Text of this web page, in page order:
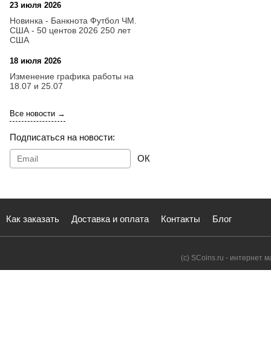
23 июля 2026
Новинка - Банкнота Футбол ЧМ.
США - 50 центов 2026 250 лет
США
18 июля 2026
Изменение графика работы на
18.07 и 25.07
Все новости →
Подписаться на новости:
ОК
Как заказать Доставка и оплата Контакты Блог
(с) SCoins.ru - интернет